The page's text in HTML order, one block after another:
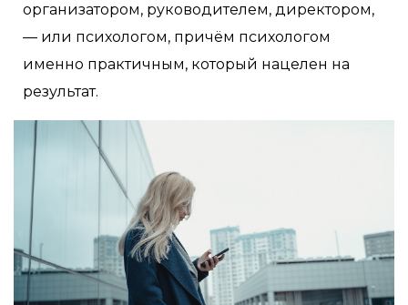
организатором, руководителем, директором,
— или психологом, причём психологом
именно практичным, который нацелен на
результат.